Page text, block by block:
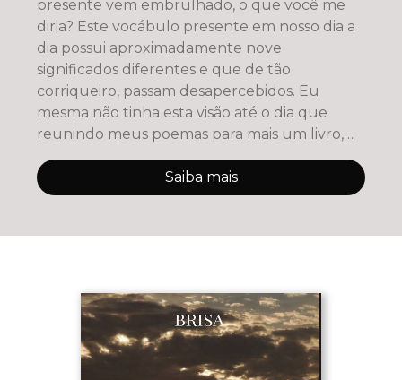
presente vem embrulhado, o que você me
diria? Este vocábulo presente em nosso dia a
dia possui aproximadamente nove
significados diferentes e que de tão
corriqueiro, passam desapercebidos. Eu
mesma não tinha esta visão até o dia que
reunindo meus poemas para mais um livro,
me d
Saiba mais